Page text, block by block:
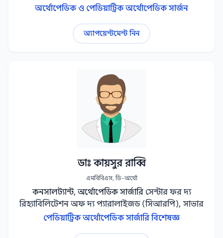
অর্থোপেডিক ও পেডিয়াট্রিক অর্থোপেডিক সার্জন
অ্যাপয়েন্টমেন্ট নিন
ডাঃ কায়সুর রাব্বি
এমবিবিএস, ডি-অর্থো
কনসালট্যান্ট, অর্থোপেডিক সার্জারি সেন্টার ফর দ্য
রিহ্যাবিলিটেশন অফ দ্য প্যারালাইজড (সিআরপি), সাভার
পেডিয়াট্রিক অর্থোপেডিক সার্জারি বিশেষজ্ঞ